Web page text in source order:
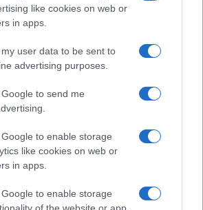
like cookies on web or
in apps.
user data to be sent to
advertising purposes.
to send me
to enable storage
like cookies on web or
in apps.
to enable storage
of the website or app.
meteo per il weekend a Olbia e in
Hunziker in Gallura, bella anche dal
amico vip svela come fa
dopo le polemiche il centro
minori chiude
divieto di sosta contro spaccio e degrado:
la protesta